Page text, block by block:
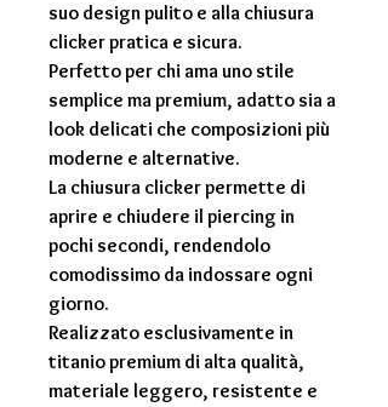
suo design pulito e alla chiusura
clicker pratica e sicura.
Perfetto per chi ama uno stile
semplice ma premium, adatto sia a
look delicati che composizioni più
moderne e alternative.
La chiusura clicker permette di
aprire e chiudere il piercing in
pochi secondi, rendendolo
comodissimo da indossare ogni
giorno.
Realizzato esclusivamente in
titanio premium di alta qualità,
materiale leggero, resistente e